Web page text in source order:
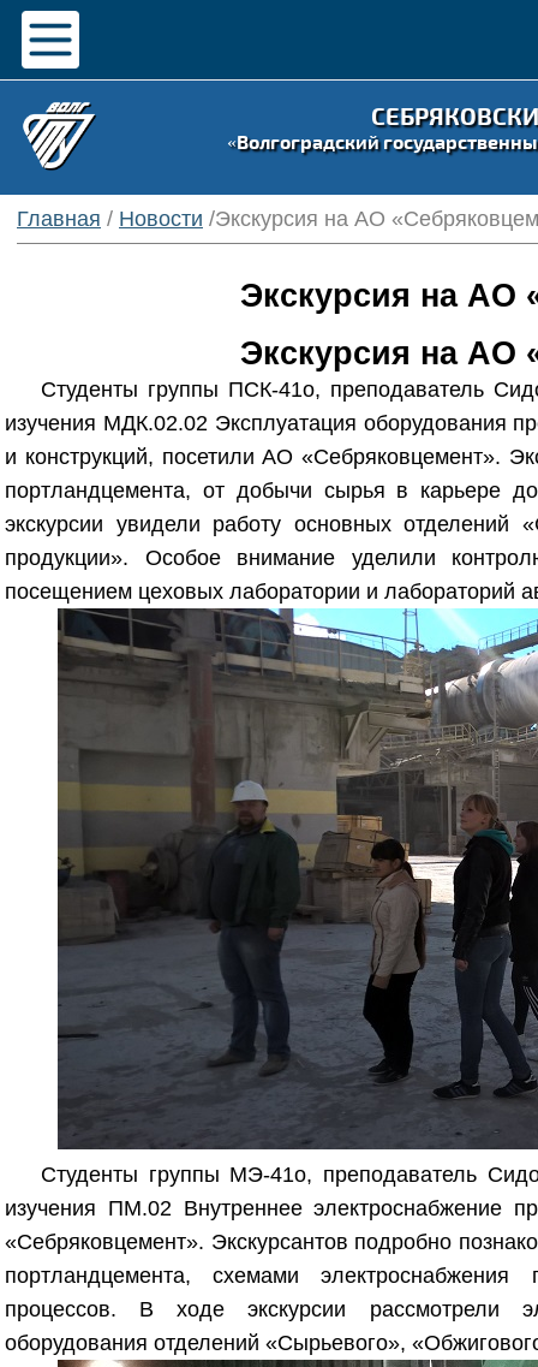
«Волгоградский
Главная / Новости /Экскурсия на АО
Экскурсия на АО
Экскурсия на АО
Студенты группы ПСК-41о, преподаватель
изучения МДК.02.02 Эксплуатация оборудования
и конструкций, посетили АО «Себряковцемент».
портландцемента, от добычи сырья в карьере
экскурсии увидели работу основных
продукции». Особое внимание уделили
посещением цеховых лаборатории и лабораторий
Студенты группы МЭ-41о, преподаватель
изучения ПМ.02 Внутреннее электроснабжение
«Себряковцемент». Экскурсантов подробно
портландцемента, схемами электроснабжения
процессов. В ходе экскурсии рассмотрели
оборудования отделений «Сырьевого»,